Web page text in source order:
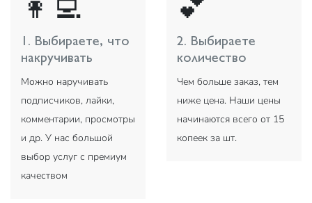
👩‍💻
1. Выбираете, что
накручивать
Можно наручивать
подписчиков, лайки,
комментарии, просмотры
и др. У нас большой
выбор услуг с премиум
качеством
💕
2. Выбираете
количество
Чем больше заказ, тем
ниже цена. Наши цены
начинаются всего от 15
копеек за шт.